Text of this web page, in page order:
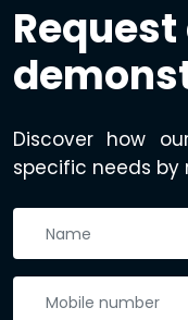
Request
Discover how
specific needs